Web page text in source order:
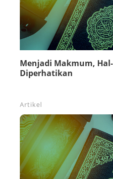
Menjadi Makmum,
Diperhatikan
Artikel